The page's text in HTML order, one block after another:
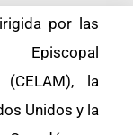
por las
(CELAM), la
Unidos y la